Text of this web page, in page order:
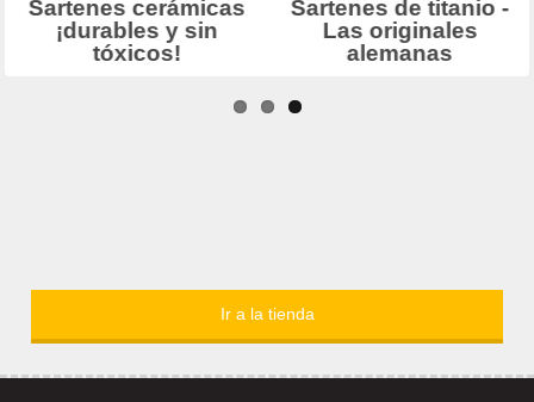
Ir a la tienda